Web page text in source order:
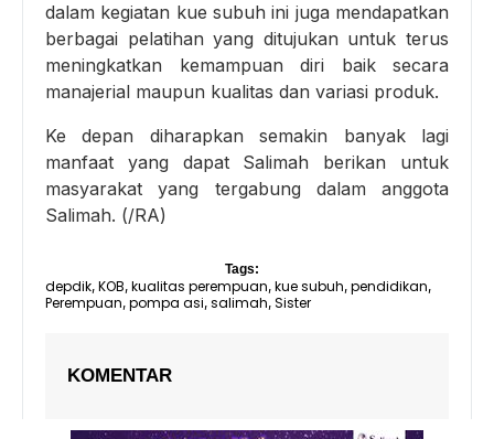
dalam kegiatan kue subuh ini juga mendapatkan
berbagai pelatihan yang ditujukan untuk terus
meningkatkan kemampuan diri baik secara
manajerial maupun kualitas dan variasi produk.
Ke depan diharapkan semakin banyak lagi
manfaat yang dapat Salimah berikan untuk
masyarakat yang tergabung dalam anggota
Salimah. (/RA)
Tags:
depdik, KOB, kualitas perempuan, kue subuh, pendidikan,
Perempuan, pompa asi, salimah, Sister
KOMENTAR